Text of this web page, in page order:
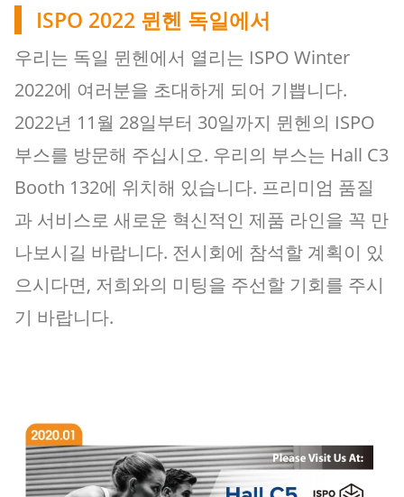
ISPO 2022 뮌헨 독일에서
우리는 독일 뮌헨에서 열리는 ISPO Winter
2022에 여러분을 초대하게 되어 기쁩니다.
2022년 11월 28일부터 30일까지 뮌헨의 ISPO
부스를 방문해 주십시오. 우리의 부스는 Hall C3
Booth 132에 위치해 있습니다. 프리미엄 품질
과 서비스로 새로운 혁신적인 제품 라인을 꼭 만
나보시길 바랍니다. 전시회에 참석할 계획이 있
으시다면, 저희와의 미팅을 주선할 기회를 주시
기 바랍니다.